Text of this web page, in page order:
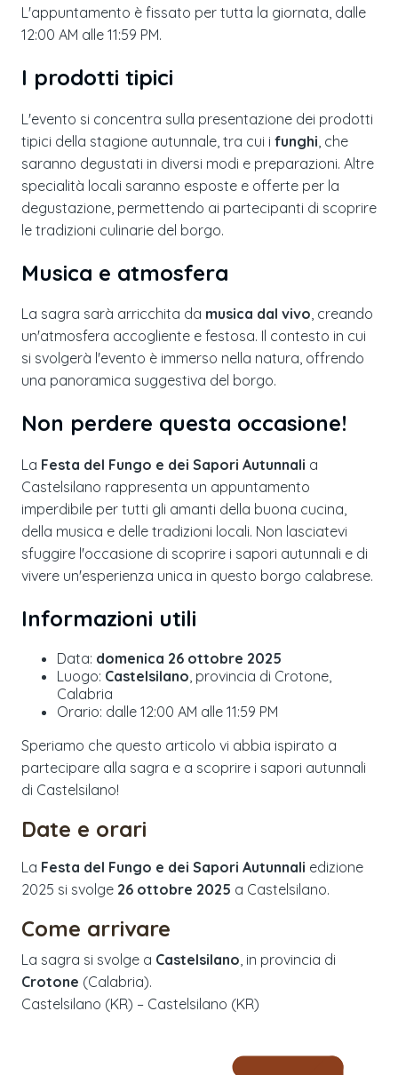
L'appuntamento è fissato per tutta la giornata, dalle
12:00 AM alle 11:59 PM.
I prodotti tipici
L'evento si concentra sulla presentazione dei prodotti
tipici della stagione autunnale, tra cui i funghi , che
saranno degustati in diversi modi e preparazioni. Altre
specialità locali saranno esposte e offerte per la
degustazione, permettendo ai partecipanti di scoprire
le tradizioni culinarie del borgo.
Musica e atmosfera
La sagra sarà arricchita da musica dal vivo, creando
un'atmosfera accogliente e festosa. Il contesto in cui
si svolgerà l'evento è immerso nella natura, offrendo
una panoramica suggestiva del borgo.
Non perdere questa occasione!
La Festa del Fungo e dei Sapori Autunnali a
Castelsilano rappresenta un appuntamento
imperdibile per tutti gli amanti della buona cucina,
della musica e delle tradizioni locali. Non lasciatevi
sfuggire l'occasione di scoprire i sapori autunnali e di
vivere un'esperienza unica in questo borgo calabrese.
Informazioni utili
Data: domenica 26 ottobre 2025
Luogo: Castelsilano, provincia di Crotone,
Calabria
Orario: dalle 12:00 AM alle 11:59 PM
Speriamo che questo articolo vi abbia ispirato a
partecipare alla sagra e a scoprire i sapori autunnali
di Castelsilano!
Date e orari
La Festa del Fungo e dei Sapori Autunnali edizione
2025 si svolge 26 ottobre 2025 a Castelsilano.
Come arrivare
La sagra si svolge a Castelsilano, in provincia di
Crotone (Calabria).
Castelsilano (KR) – Castelsilano (KR)